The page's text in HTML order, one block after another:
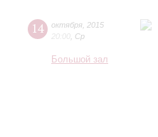
14 октября 2015
20:00 Ср
Большой зал